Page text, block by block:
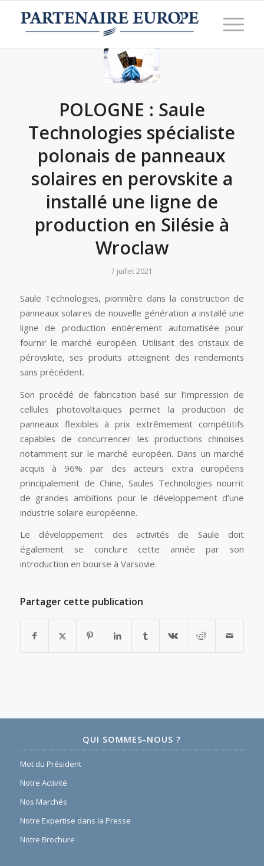
POLOGNE : Saule
Technologies spécialiste
polonais de panneaux
solaires en perovskite a
installé une ligne de
production en Silésie à
Wroclaw
7 juillet 2021
Saule Technologies, pionnière dans la construction de
panneaux solaires de nouvelle génération a installé une
ligne de production entièrement automatisée pour
fournir le marché européen. Utilisant des cristaux de
pérovskite, ses produits atteignent des rendements
sans précédent.
Son procédé de fabrication basé sur l’impression de
cellules photovoltaïques permet la production de
panneaux flexibles à prix extrêmement compétitifs
capables de concurrencer les productions chinoises
notamment sur le marché européen. Dans un marché
acquis à 96% par des acteurs extra européens
principalement de Chine, Saules Technologies nourrit
de grandes ambitions pour le développement d’une
industrie solaire européenne.
Le développement des activités de Saule doit
également se conclure cette année par son
introduction en bourse à Varsovie.
Partager cette publication
QUI SOMMES-NOUS ?
Mot du Président
Notre Activité
Nos Marchés
Notre Expertise dans la Presse
Notre Brochure